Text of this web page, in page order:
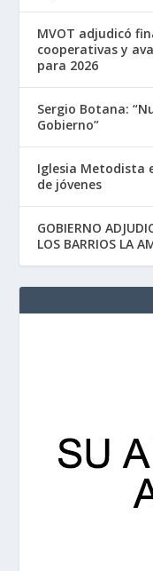
MVOT adjudicó
cooperativas y
para 2026
Sergio Botana:
Gobierno”
Iglesia Metodista
de jóvenes
GOBIERNO
LOS BARRIOS LA